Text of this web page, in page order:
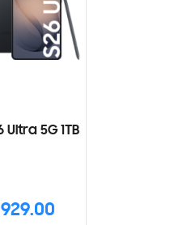
5G 1TB